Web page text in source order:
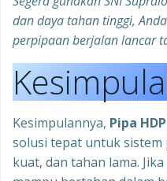
dan daya tahan tinggi,
perpipaan berjalan lancar
Kesimpulannya, Pipa
solusi tepat untuk sistem
kuat, dan tahan lama.